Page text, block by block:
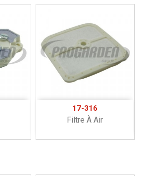
17-316
Filtre À Air